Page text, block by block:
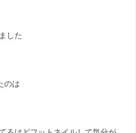
した
のは